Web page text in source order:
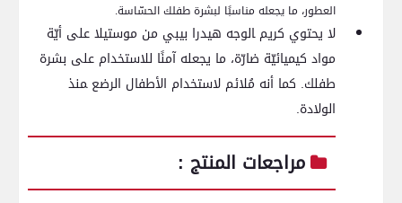
العطور، ما يجعله مناسبًا لبشرة طفلك الحسّاسة.
لا يحتوي⁢ كريم ‍الوجه هيدرا بيبي⁣ من موستيلا​ على ‌أيّة
مواد كيميائيّة ضارّة، ما‍ يجعله آمنًا للاستخدام على بشرة
طفلك. كما أنه مُلائم لاستخدام الأطفال​ الرضع ‍منذ
الولادة.
مراجعات⁤ المنتج ‍: